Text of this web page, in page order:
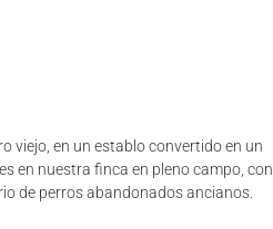
viejo, en un establo convertido en un
en nuestra finca en pleno campo, con
de perros abandonados ancianos.